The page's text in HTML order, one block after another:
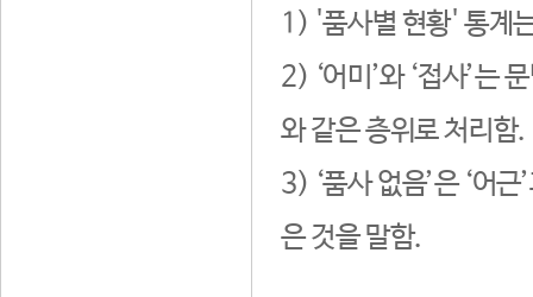
1) '품사별 현황' 통계
2) ‘어미’와 ‘접사’는
와 같은 층위로 처리함.
3) ‘품사 없음’은 ‘어
은 것을 말함.